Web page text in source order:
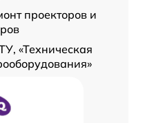
проекторов и
«Техническая